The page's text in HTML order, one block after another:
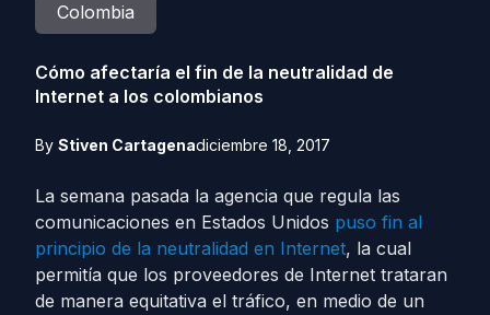
Colombia
Cómo afectaría el fin de la neutralidad de
Internet a los colombianos
By Stiven Cartagenadiciembre 18, 2017
La semana pasada la agencia que regula las
comunicaciones en Estados Unidos puso fin al
principio de la neutralidad en Internet, la cual
permitía que los proveedores de Internet trataran
de manera equitativa el tráfico, en medio de un